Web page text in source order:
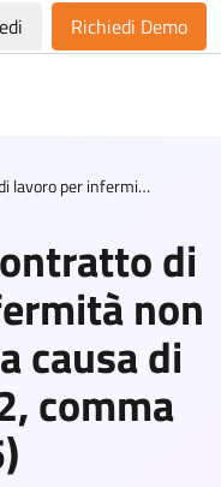
Richiedi Demo
Risoluzione contratto di lavoro per infermità non dipendente da causa di servizio (art. 2, comma 12, legge 335)
di
non
causa di
comma